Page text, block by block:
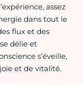
assez
dans tout le
flux et des
délie et
s’éveille,
et de vitalité.